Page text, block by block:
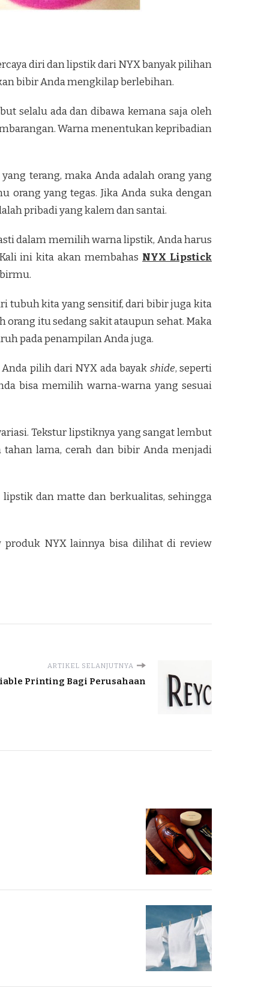
diri dan lipstik dari NYX banyak pilihan
bibir Anda mengkilap berlebihan.
selalu ada dan dibawa kemana saja oleh
Warna menentukan kepribadian
terang, maka Anda adalah orang yang
orang yang tegas. Jika Anda suka dengan
pribadi yang kalem dan santai.
dalam memilih warna lipstik, Anda harus
ini kita akan membahas NYX Lipstick
tubuh kita yang sensitif, dari bibir juga kita
orang itu sedang sakit ataupun sehat. Maka
pada penampilan Anda juga.
pilih dari NYX ada bayak shide, seperti
bisa memilih warna-warna yang sesuai
Tekstur lipstiknya yang sangat lembut
lama, cerah dan bibir Anda menjadi
dan matte dan berkualitas, sehingga
NYX lainnya bisa dilihat di review
ARTIKEL SELANJUTNYA
Printing Bagi Perusahaan